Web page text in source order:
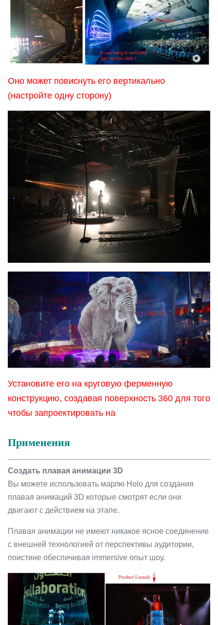
Оно может повиснуть его вертикально
(настройте одну сторону)
Установите его на круговую ферменную
конструкцию, создавая поверхность 360 для того
чтобы запроектировать на
Применения
Создать плавая анимации 3D
Вы можете использовать марлю Holo для создания
плавая анимаций 3D которые смотрят если они
двигают с действием на этапе.
Плавая анимации не имеют никакое ясное соединение
с внешней технологией от перспективы аудитории,
поистине обеспечивая immersive опыт шоу.